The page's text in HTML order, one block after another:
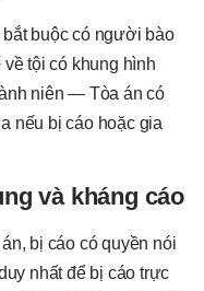
buộc có người bào
tội có khung hình
niên — Tòa án có
nếu bị cáo hoặc gia
và kháng cáo
bị cáo có quyền nói
nhất để bị cáo trực